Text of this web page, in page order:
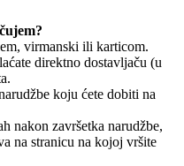
virmanski ili karticom.
direktno dostavljaču (u
koju ćete dobiti na
nakon završetka narudžbe,
na stranicu na kojoj vršite